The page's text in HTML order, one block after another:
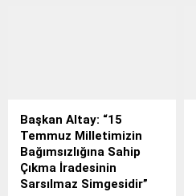
Başkan Altay: “15
Temmuz Milletimizin
Bağımsızlığına Sahip
Çıkma İradesinin
Sarsılmaz Simgesidir”